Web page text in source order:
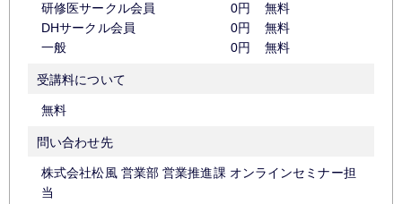
研修医サークル会員
0円
無料
DHサークル会員
0円
無料
一般
0円 無料
受講料について
無料
問い合わせ先
株式会社松風 営業部 営業推進課 オンラインセミナー担
当